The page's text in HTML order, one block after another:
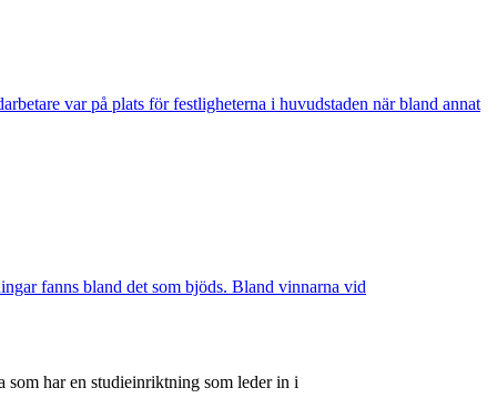
var på plats för festligheterna i huvudstaden när bland annat
fanns bland det som bjöds. Bland vinnarna vid
som har en studieinriktning som leder in i